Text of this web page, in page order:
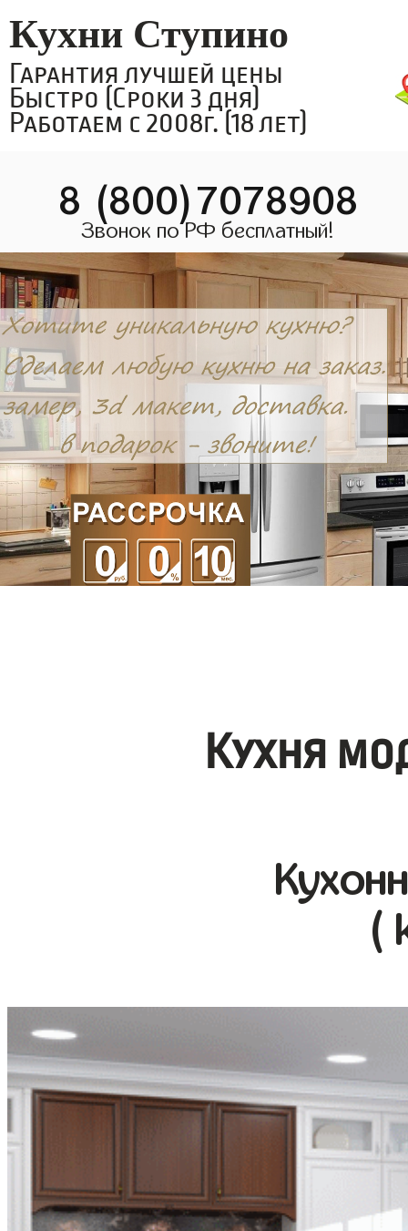
Кухни Ступино
Гарантия лучшей цены
Быстро (Сроки 3 дня)
Работаем с 2008г. (18 лет)
8 (800)7078908
Звонок по РФ бесплатный!
Кухня
(